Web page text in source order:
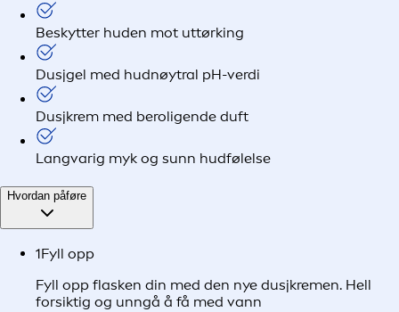
Beskytter huden mot uttørking
Dusjgel med hudnøytral pH-verdi
Dusjkrem med beroligende duft
Langvarig myk og sunn hudfølelse
Hvordan påføre
1Fyll opp
Fyll opp flasken din med den nye dusjkremen. Hell
forsiktig og unngå å få med vann